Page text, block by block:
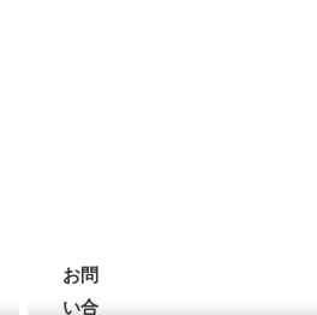
お問
い合